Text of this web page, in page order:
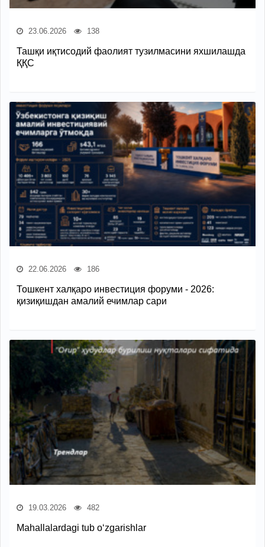
23.06.2026 138
Ташқи иқтисодий фаолият тузилмасини яхшилашда
ҚҚС
22.06.2026 186
Тошкент халқаро инвестиция форуми - 2026:
қизиқишдан амалий ечимлар сари
19.03.2026 482
Mahallalardagi tub o‘zgarishlar